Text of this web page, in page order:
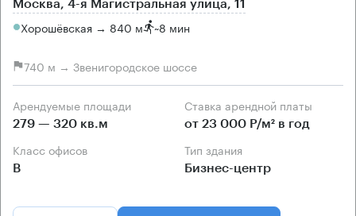
Москва, 4-я Магистральная улица, 11
Хорошёвская → 840 м ~8 мин
740 м → Звенигородское шоссе
Арендуемые площади
279 — 320 кв.м
Ставка арендной платы
от 23 000 Р/м² в год
Класс офисов
B
Тип здания
Бизнес-центр